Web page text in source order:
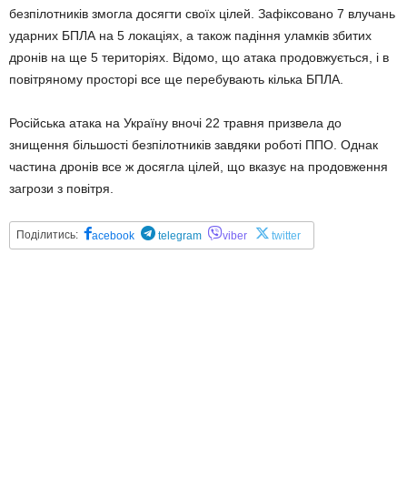
безпілотників змогла досягти своїх цілей. Зафіксовано 7 влучань
ударних БПЛА на 5 локаціях, а також падіння уламків збитих
дронів на ще 5 територіях. Відомо, що атака продовжується, і в
повітряному просторі все ще перебувають кілька БПЛА.
Російська атака на Україну вночі 22 травня призвела до
знищення більшості безпілотників завдяки роботі ППО. Однак
частина дронів все ж досягла цілей, що вказує на продовження
загрози з повітря.
Поділитись: acebook telegram viber twitter